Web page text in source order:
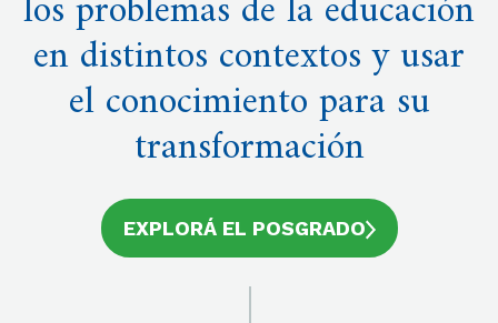
en distintos contextos y usar
el conocimiento para su
transformación
EXPLORÁ EL POSGRADO